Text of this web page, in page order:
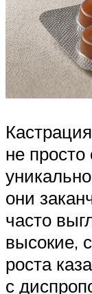
не
они
часто
высокие,
роста
с